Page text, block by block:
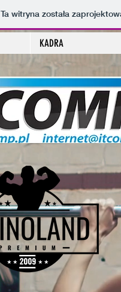
Ta witryna została
KADRA